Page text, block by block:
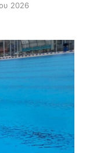
2026